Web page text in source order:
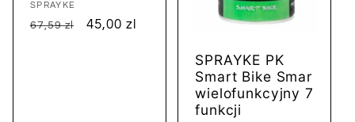
Dostawca:
SPRAYKE
Cena
67,59 zl
Cena
45,00 zl
SPRAYKE PK
Smart Bike Smar
wielofunkcyjny 7
funkcji